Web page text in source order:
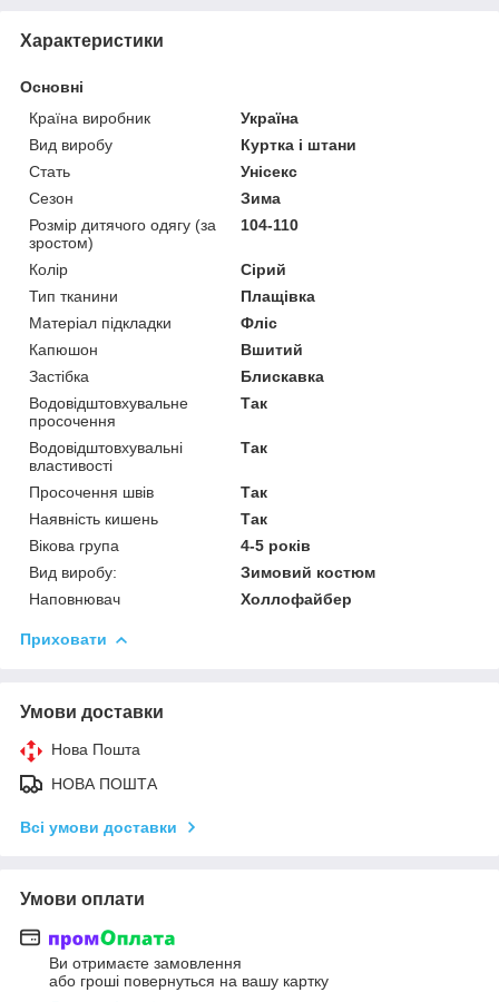
Характеристики
Основні
Країна виробник
Україна
Вид виробу
Куртка і штани
Стать
Унісекс
Сезон
Зима
Розмір дитячого одягу (за
зростом)
104-110
Колір
Сірий
Тип тканини
Плащівка
Матеріал підкладки
Фліс
Капюшон
Вшитий
Застібка
Блискавка
Водовідштовхувальне
просочення
Так
Водовідштовхувальні
властивості
Так
Просочення швів
Так
Наявність кишень
Так
Вікова група
4-5 років
Вид виробу:
Зимовий костюм
Наповнювач
Холлофайбер
Приховати
Умови доставки
Нова Пошта
НОВА ПОШТА
Всі умови доставки
Умови оплати
Ви отримаєте замовлення
або гроші повернуться на вашу картку